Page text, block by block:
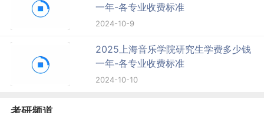
一年-各专业收费标准
2024-10-9
2025上海音乐学院研究生学费多少钱
一年-各专业收费标准
2024-10-10